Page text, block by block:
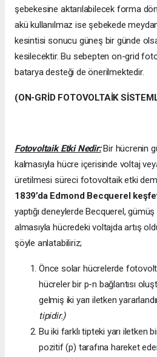
şebekesine aktarılabilecek forma
akü kullanılmaz ise şebekede
kesintisi sonucu güneş bir günde
kesilecektir. Bu sebepten on-grid
batarya desteği de önerilmektedir.
(ON-GRİD FOTOVOLTAİK
Fotovoltaik Etki Nedir:Bir hücrenin
kalmasıyla hücre içerisinde voltaj
üretilmesi süreci fotovoltaik etki
1839’da Edmond Becquerel
yaptığı deneylerde Becquerel, gümüş
almasıyla hücredeki voltajda artış
şöyle anlatabiliriz;
Önce solar hücrelerde
hücreler bir p-n bağlantısı
gelmiş iki yarı iletken
tipidir.)
Bu iki farklı tipteki yarı iletken
pozitif (p) tarafına hareket